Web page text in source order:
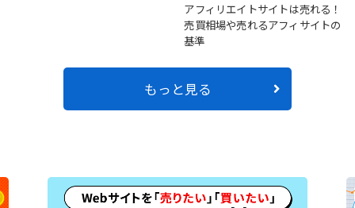
アフィリエイトサイトは売れる！
売買相場や売れるアフィサイトの
基準
もっと見る